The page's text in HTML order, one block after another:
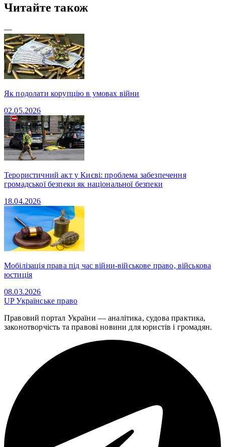
Читайте також
—
Як подолати корупцію в умовах війни
02.05.2026
Терористичний акт у Києві: проблема забезпечення
громадської безпеки як національної безпеки
18.04.2026
Мобілізація права під час війни-військове право, військова
юстиція
08.03.2026
UPУкраїнське право
Правовий портал України — аналітика, судова практика,
законотворчість та правові новини для юристів і громадян.